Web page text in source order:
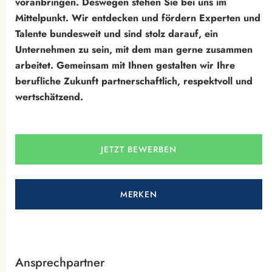
Mittelpunkt. Wir entdecken und fördern Experten und
Talente bundesweit und sind stolz darauf, ein
Unternehmen zu sein, mit dem man gerne zusammen
arbeitet. Gemeinsam mit Ihnen gestalten wir Ihre
berufliche Zukunft partnerschaftlich, respektvoll und
wertschätzend.
JETZT BEWERBEN
MERKEN
Ansprechpartner